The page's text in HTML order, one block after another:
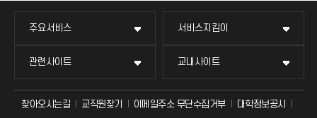
주요서비스 서비스지킴이
관련사이트 교내사이트
찾아오시는길 교직원찾기 이메일주소 무단수집거부
대학정보공시